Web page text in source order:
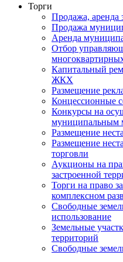
Торги
Продажа, аренда
Продажа
Аренда
Отбор
Капитальный
ЖКХ
Размещение
Концессионные
Конкурсы на
муниципальным
Размещение
Размещение
торговли
Аукционы на
застроенной
Торги на право
комплексном
Свободные
использование
Земельные
территорий
Свободные